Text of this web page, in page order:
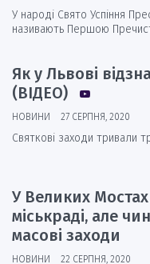
У народі Свято Успіння
називають Першою
Як у Львові
(ВІДЕО)
НОВИНИ 27 СЕРПНЯ, 2020
Святкові заходи тривали
У Великих Мостах
міськраді, але
масові заходи
НОВИНИ 22 СЕРПНЯ, 2020